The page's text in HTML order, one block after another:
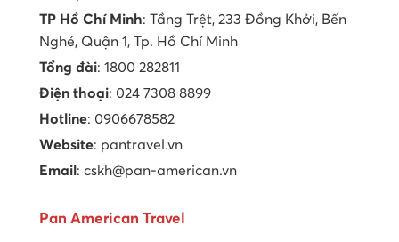
TP Hồ Chí Minh: Tầng Trệt, 233 Đồng Khởi, Bến
Nghé, Quận 1, Tp. Hồ Chí Minh
Tổng đài: 1800 282811
Điện thoại: 024 7308 8899
Hotline: 0906678582
Website: pantravel.vn
Email : cskh@pan-american.vn
Pan American Travel